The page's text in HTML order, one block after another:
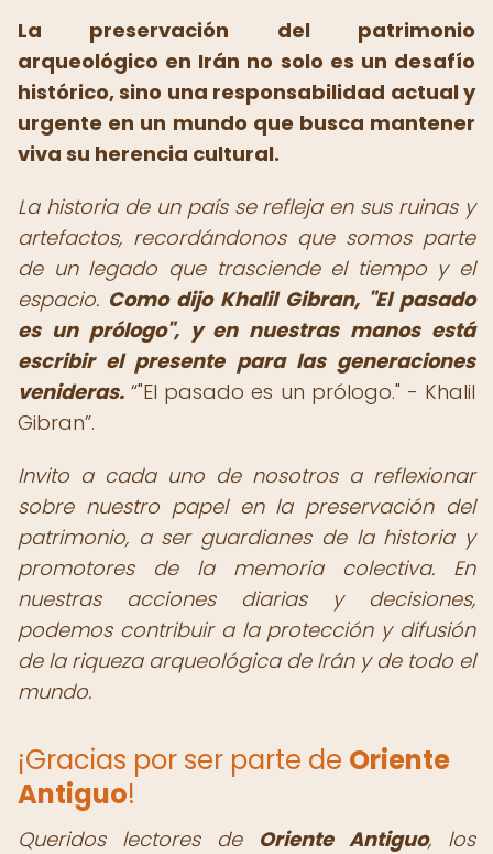
La preservación del patrimonio
arqueológico en Irán no solo es un desafío
histórico, sino una responsabilidad actual y
urgente en un mundo que busca mantener
viva su herencia cultural.
La historia de un país se refleja en sus ruinas y
artefactos, recordándonos que somos parte
de un legado que trasciende el tiempo y el
espacio. Como dijo Khalil Gibran, "El pasado
es un prólogo", y en nuestras manos está
escribir el presente para las generaciones
venideras. "El pasado es un prólogo." - Khalil
Gibran .
Invito a cada uno de nosotros a reflexionar
sobre nuestro papel en la preservación del
patrimonio, a ser guardianes de la historia y
promotores de la memoria colectiva. En
nuestras acciones diarias y decisiones,
podemos contribuir a la protección y difusión
de la riqueza arqueológica de Irán y de todo el
mundo.
¡Gracias por ser parte de Oriente
Antiguo!
Queridos lectores de Oriente Antiguo, los